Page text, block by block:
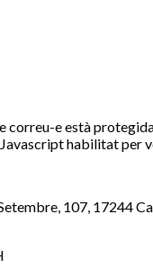
correu-e està
habilitat per
107, 17244